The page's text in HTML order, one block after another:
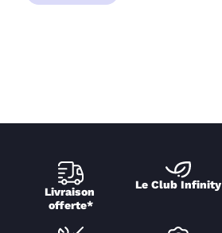
Livraison
offerte*
Le Club Infinity